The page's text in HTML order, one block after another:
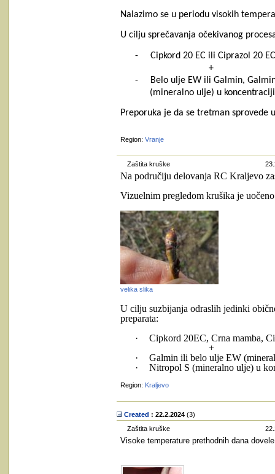
Nalazimo se u periodu visokih
U cilju sprečavanja očekivanog
-
Cipkord 20 EC ili Ciprazol 20
+
-
Belo ulje EW ili Galmin,
(mineralno ulje) u
Preporuka je da se tretman sprovede
Region: Vranje
Zaštita kruške
Na područiju delovanja RC Kraljevo
Vizuelnim pregledom krušika je
velika slika
U cilju suzbijanja odraslih jedinki
preparata:
·
Cipkord 20EC, Crna mamba,
+
·
Galmin ili belo ulje EW
·
Nitropol S (mineralno ulje) u
Region: Kraljevo
Created : 22.2.2024 ‎(3)
Zaštita kruške
Visoke temperature prethodnih dana